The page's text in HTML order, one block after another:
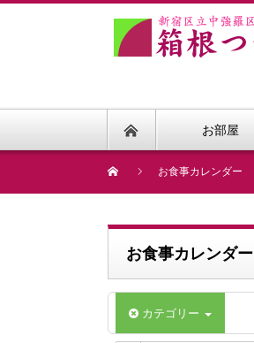
お部屋
お食事カレンダー
お食事カレンダー
カテゴリー
1:00 AM
3:00 AM
5:00 AM
6:00 AM